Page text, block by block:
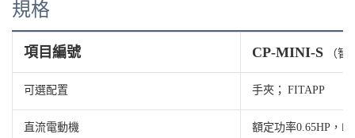
規格
項目編號 CP-MINI-S （
可選配置 手夾； FITAPP
直流電動機 額定功率0.65HP，